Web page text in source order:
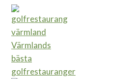
Värmlands
bästa
golfrestauranger